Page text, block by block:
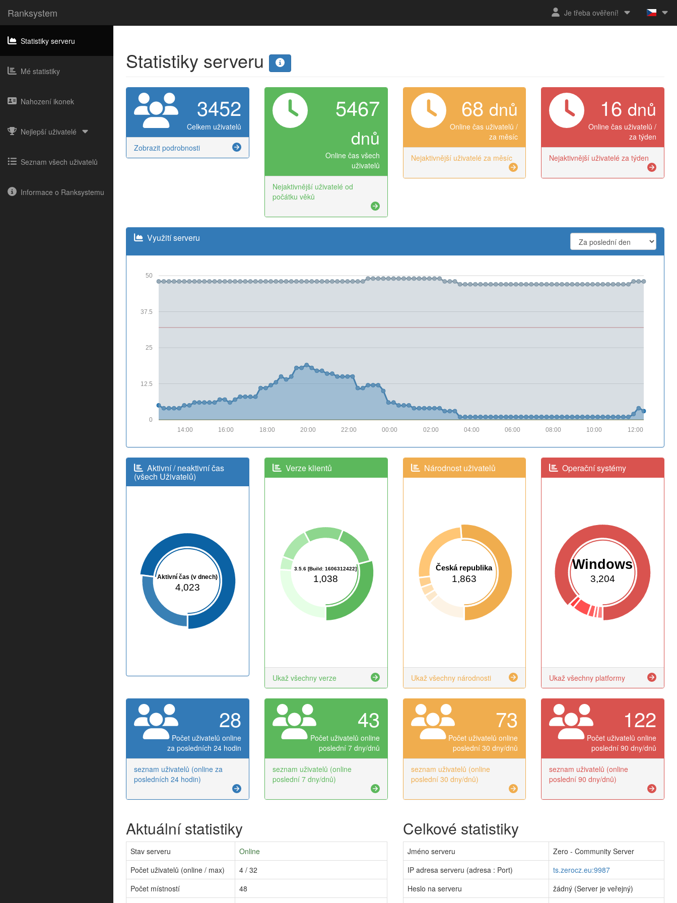
Ranksystem Je třeba ověření!
Statistiky serveru
Mé statistiky
Nahození ikonek
Nejlepší uživatelé
Seznam všech uživatelů
Informace o Ranksystemu
Statistiky serveru
3452
Celkem uživatelů
Zobrazit podrobnosti
5467
dnů
Online čas všech
uživatelů
Nejaktivnější uživatelé od
počátku věků
68 dnů
Online čas uživatelů /
za měsíc
Nejaktivnější uživatelé za měsíc
16 dnů
Online čas uživatelů /
za týden
Nejaktivnější uživatelé za týden
Využití serveru
0
12.5
25
37.5
50
12:00
10:00
08:00
06:00
04:00
02:00
00:00
22:00
20:00
18:00
16:00
14:00
Aktivní / neaktivní čas
(všech Uživatelů)
Aktivní čas (v dnech)
4,023
Verze klientů
3.5.6 [Build: 1606312422]
1,038
Ukaž všechny verze
Národnost uživatelů
Česká republika
1,863
Ukaž všechny národnosti
Operační systémy
Windows
3,204
Ukaž všechny platformy
28
Počet uživatelů online
za posledních 24 hodin
seznam uživatelů (online za
posledních 24 hodin)
43
Počet uživatelů online
poslední 7 dny/dnů
seznam uživatelů (online
poslední 7 dny/dnů)
73
Počet uživatelů online
poslední 30 dny/dnů
seznam uživatelů (online
poslední 30 dny/dnů)
122
Počet uživatelů online
poslední 90 dny/dnů
seznam uživatelů (online
poslední 90 dny/dnů)
Aktuální statistiky
Stav serveru
Online
Počet uživatelů (online / max)
4 / 32
Počet místností
48
Celkové statistiky
Jméno serveru
Zero - Community Server
IP adresa serveru (adresa : Port)
ts.zerocz.eu:9987
Heslo na serveru
žádný (Server je veřejný)